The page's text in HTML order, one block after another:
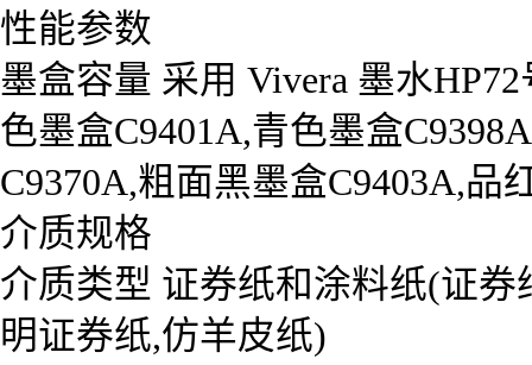
性能参数
墨盒容量 采用 Vivera 墨水
色墨盒C9401A,青色墨盒
C9370A,粗面黑墨盒C9403A,品
介质规格
介质类型 证券纸和涂料纸(证
明证券纸,仿羊皮纸)